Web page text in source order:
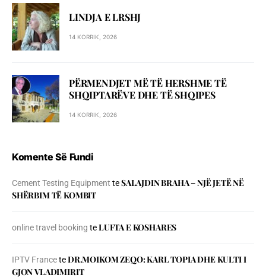
LINDJA E LRSHJ
14 KORRIK, 2026
PËRMENDJET MË TË HERSHME TË
SHQIPTARËVE DHE TË SHQIPES
14 KORRIK, 2026
Komente Së Fundi
Cement Testing Equipment teSALAJDIN BRAHA – NJЁ JETЁ NЁ
SHЁRBIM TЁ KOMBIT
online travel booking teLUFTA E KOSHARES
IPTV FranceteDR.MOIKOM ZEQO: KARL TOPIA DHE KULTI I
GJON VLADIMIRIT